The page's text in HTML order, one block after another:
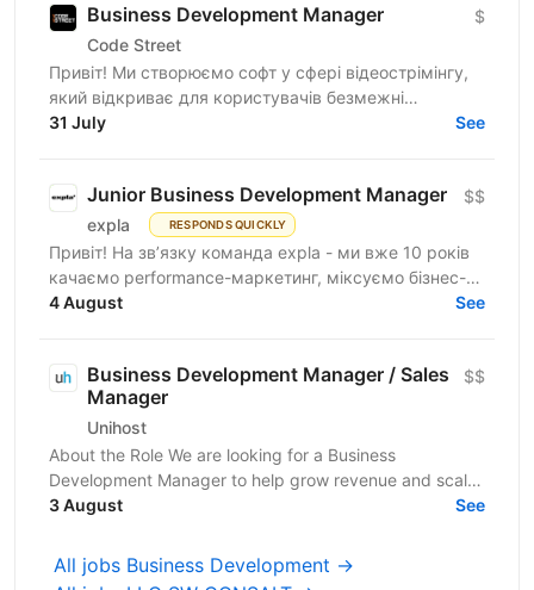
Business Development Manager
Code Street
$
Привіт! Ми створюємо софт у сфері відеострімінгу,
який відкриває для користувачів безмежні
можливості. Наш продукт уже підкорив ринок США і
31 July See
Junior Business Development Manager
expla RESPONDS QUICKLY
$$
Привіт! На зв’язку команда expla - ми вже 10 років
качаємо performance-маркетинг, міксуємо бізнес-
підхід з цифрами та технічними рішеннями, і
4 August See
Business Development Manager / Sales
Manager
Unihost
$$
About the Role We are looking for a Business
Development Manager to help grow revenue and scale
our company. This role is focused on growth through
3 August See
All jobs Business Development →